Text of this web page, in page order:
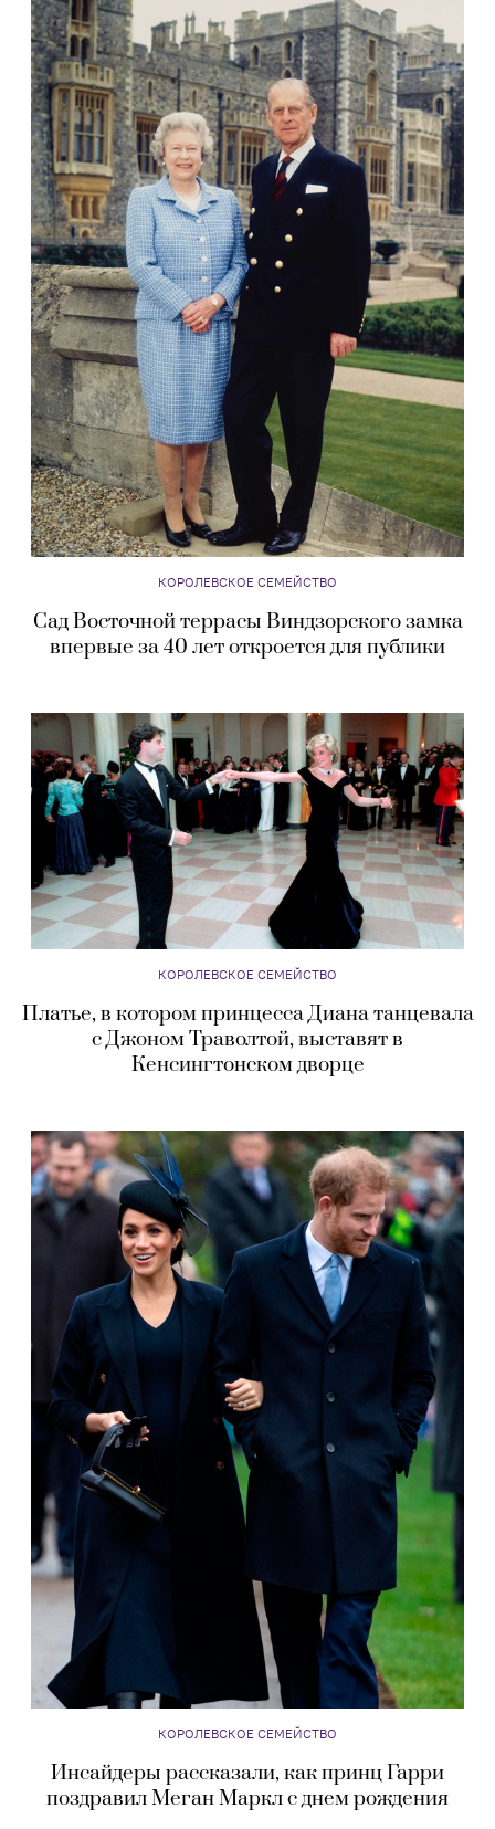
КОРОЛЕВСКОЕ СЕМЕЙСТВО
Сад Восточной террасы Виндзорского замка
впервые за 40 лет откроется для публики
КОРОЛЕВСКОЕ СЕМЕЙСТВО
Платье, в котором принцесса Диана танцевала
с Джоном Траволтой, выставят в
Кенсингтонском дворце
КОРОЛЕВСКОЕ СЕМЕЙСТВО
Инсайдеры рассказали, как принц Гарри
поздравил Меган Маркл с днем рождения